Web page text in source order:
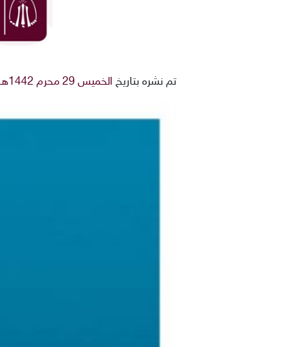
تم نشره بتاريخ الخميس 29 محرم 1442هـ 17-9-2020م